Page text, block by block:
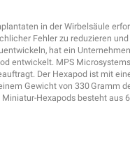
in der Wirbelsäule
Fehler zu reduzieren und
hat ein
entwickelt. MPS
Der Hexapod ist mit
Gewicht von 330 Gramm
Hexapods besteht aus 6